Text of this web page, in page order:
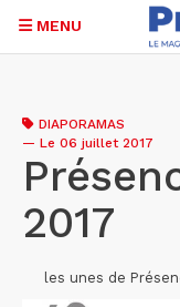
contenu
principal
MENU
DIAPORAMAS
— Le 06 juillet 2017
2017
les unes de